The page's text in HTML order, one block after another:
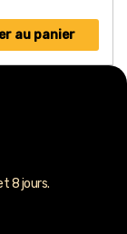
au panier
8 jours.